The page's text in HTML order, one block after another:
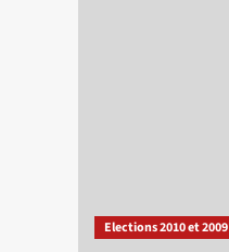
Elections 2010 et 2009